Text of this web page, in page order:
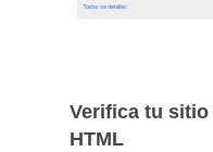
Verifica tu
HTML